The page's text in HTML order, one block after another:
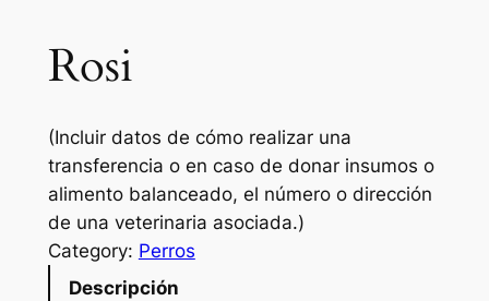
Rosi
(Incluir datos de cómo realizar una
transferencia o en caso de donar insumos o
alimento balanceado, el número o dirección
de una veterinaria asociada.)
Category: Perros
Descripción